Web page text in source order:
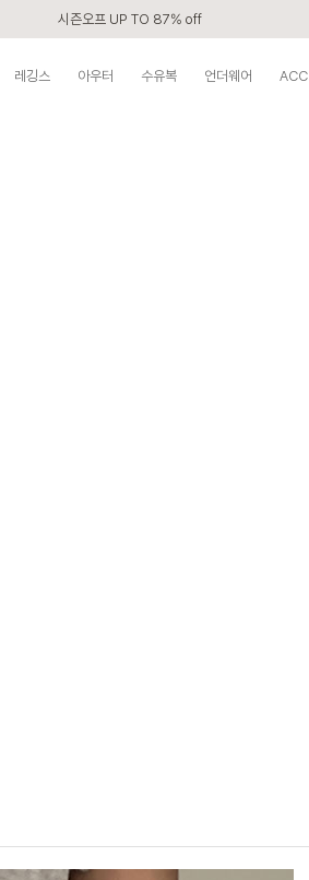
시즌오프 UP TO 87% off
레깅스 아우터 수유복 언더웨어 ACC